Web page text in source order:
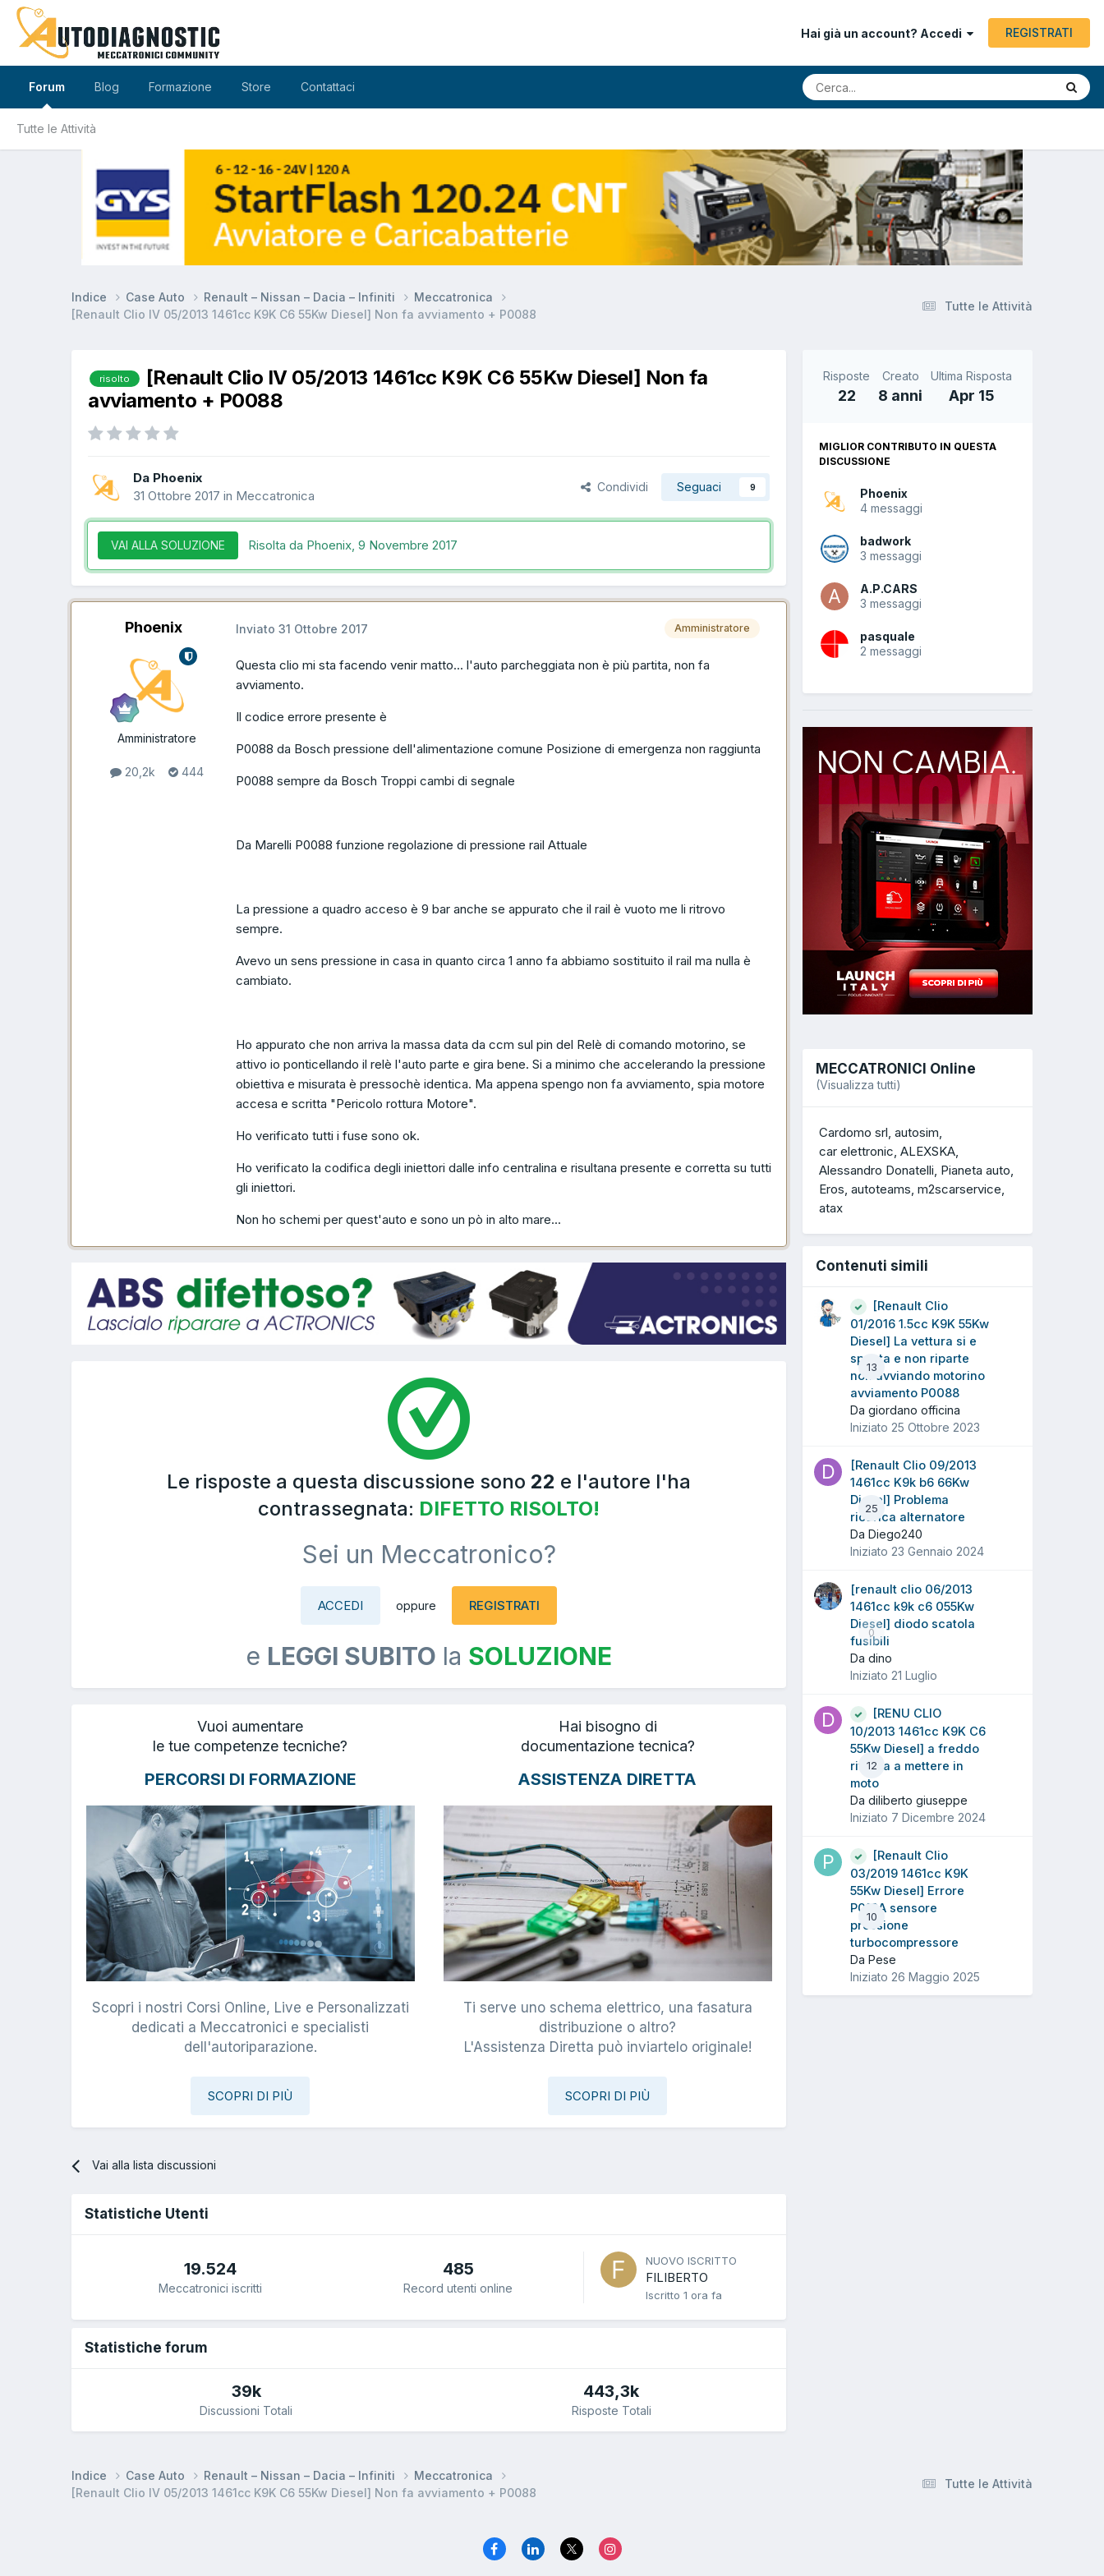
Hai già un account? Accedi REGISTRATI
Forum
Tutte le Attività
Blog Formazione Store Contattaci
Tutte le Attività
Indice Case Auto Renault – Nissan – Dacia – Infiniti
Meccatronica
[Renault Clio IV 05/2013 1461cc K9K C6 55Kw Diesel] Non fa avviamento + P0088
risolto
[Renault Clio IV 05/2013 1461cc K9K C6 55Kw Diesel] Non fa
avviamento + P0088
Da Phoenix
31 Ottobre 2017 in Meccatronica
Condividi Seguaci 9
VAI ALLA SOLUZIONE Risolta da Phoenix, 9 Novembre 2017
Phoenix
Amministratore
20,2k 444
Amministratore
Inviato 31 Ottobre 2017
Questa clio mi sta facendo venir matto... l'auto parcheggiata non è più partita, non fa
avviamento.
Il codice errore presente è
P0088 da Bosch pressione dell'alimentazione comune Posizione di emergenza non raggiunta
P0088 sempre da Bosch Troppi cambi di segnale
Da Marelli P0088 funzione regolazione di pressione rail Attuale
La pressione a quadro acceso è 9 bar anche se appurato che il rail è vuoto me li ritrovo
sempre.
Avevo un sens pressione in casa in quanto circa 1 anno fa abbiamo sostituito il rail ma nulla è
cambiato.
Ho appurato che non arriva la massa data da ccm sul pin del Relè di comando motorino, se
attivo io ponticellando il relè l'auto parte e gira bene. Si a minimo che accelerando la pressione
obiettiva e misurata è pressochè identica. Ma appena spengo non fa avviamento, spia motore
accesa e scritta "Pericolo rottura Motore".
Ho verificato tutti i fuse sono ok.
Ho verificato la codifica degli iniettori dalle info centralina e risultana presente e corretta su tutti
gli iniettori.
Non ho schemi per quest'auto e sono un pò in alto mare...
Le risposte a questa discussione sono 22 e l'autore l'ha
contrassegnata: DIFETTO RISOLTO!
Sei un Meccatronico?
ACCEDI oppure REGISTRATI
e LEGGI SUBITO la SOLUZIONE
Vuoi aumentare
le tue competenze tecniche?
PERCORSI DI FORMAZIONE
Scopri i nostri Corsi Online, Live e Personalizzati
dedicati a Meccatronici e specialisti
dell'autoriparazione.
SCOPRI DI PIÙ
Hai bisogno di
documentazione tecnica?
ASSISTENZA DIRETTA
Ti serve uno schema elettrico, una fasatura
distribuzione o altro?
L'Assistenza Diretta può inviartelo originale!
SCOPRI DI PIÙ
Vai alla lista discussioni
Statistiche Utenti
19.524
Meccatronici iscritti
485
Record utenti online
NUOVO ISCRITTO
FILIBERTO
Iscritto 1 ora fa
Statistiche forum
39k
Discussioni Totali
443,3k
Risposte Totali
Risposte
22
Creato
8 anni
Ultima Risposta
Apr 15
MIGLIOR CONTRIBUTO IN QUESTA
DISCUSSIONE
Phoenix
4 messaggi
badwork
3 messaggi
A.P.CARS
3 messaggi
pasquale
2 messaggi
MECCATRONICI Online
(Visualizza tutti)
Cardomo srl autosim
car elettronic ALEXSKA
Alessandro Donatelli Pianeta auto
Eros autoteams m2scarservice
atax
Contenuti simili
13
[Renault Clio
01/2016 1.5cc K9K 55Kw
Diesel] La vettura si e
spenta e non riparte
non avviando motorino
avviamento P0088
Da giordano officina
Iniziato 25 Ottobre 2023
25
[Renault Clio 09/2013
1461cc K9k b6 66Kw
Diesel] Problema
ricarica alternatore
Da Diego240
Iniziato 23 Gennaio 2024
0
[renault clio 06/2013
1461cc k9k c6 055Kw
Diesel] diodo scatola
fusibili
Da dino
Iniziato 21 Luglio
12
[RENU CLIO
10/2013 1461cc K9K C6
55Kw Diesel] a freddo
ritarda a mettere in
moto
Da diliberto giuseppe
Iniziato 7 Dicembre 2024
10
[Renault Clio
03/2019 1461cc K9K
55Kw Diesel] Errore
P012A sensore
pressione
turbocompressore
Da Pese
Iniziato 26 Maggio 2025
Tutte le Attività
Indice Case Auto Renault – Nissan – Dacia – Infiniti
Meccatronica
[Renault Clio IV 05/2013 1461cc K9K C6 55Kw Diesel] Non fa avviamento + P0088